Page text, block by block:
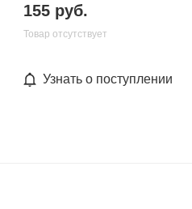
155 руб.
Товар отсутствует
Узнать о поступлении